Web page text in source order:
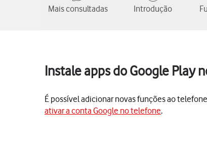
Mais consultadas Introdução
Instale apps do Google Play
É possível adicionar novas funções ao
ativar a conta Google no telefone.